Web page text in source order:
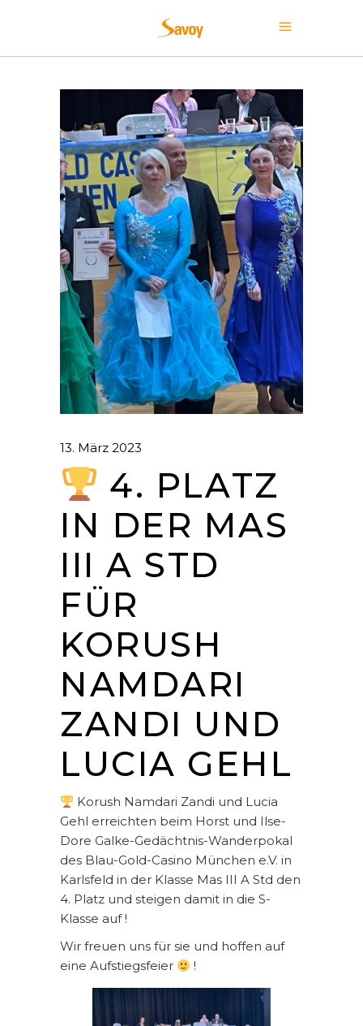
13. März 2023
4. PLATZ
IN DER MAS
III A STD
FÜR
KORUSH
NAMDARI
ZANDI UND
LUCIA GEHL
Korush Namdari Zandi und Lucia
Gehl erreichten beim Horst und Ilse-
Dore Galke-Gedächtnis-Wanderpokal
des Blau-Gold-Casino München e.V. in
Karlsfeld in der Klasse Mas III A Std den
4. Platz und steigen damit in die S-
Klasse auf !
Wir freuen uns für sie und hoffen auf
eine Aufstiegsfeier
!